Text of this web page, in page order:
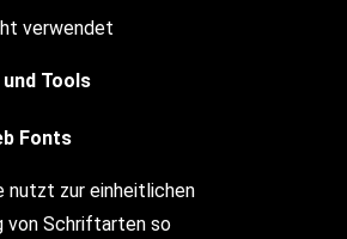
verwendet
Tools
Fonts
nutzt zur einheitlichen
von Schriftarten so